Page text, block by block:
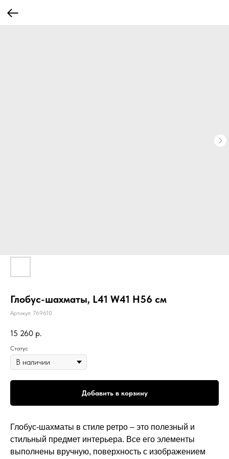
Глобус-шахматы, L41 W41 H56 см
Артикул: 769610
15 260 р.
Статус
Добавить в корзину
Глобус-шахматы в стиле ретро – это полезный и
стильный предмет интерьера. Все его элементы
выполнены вручную, поверхность с изображением